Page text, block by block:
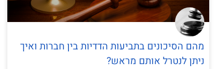
מהם הסיכונים בתביעות הדדיות בין חברות ואיך
ניתן לנטרל אותם מראש?